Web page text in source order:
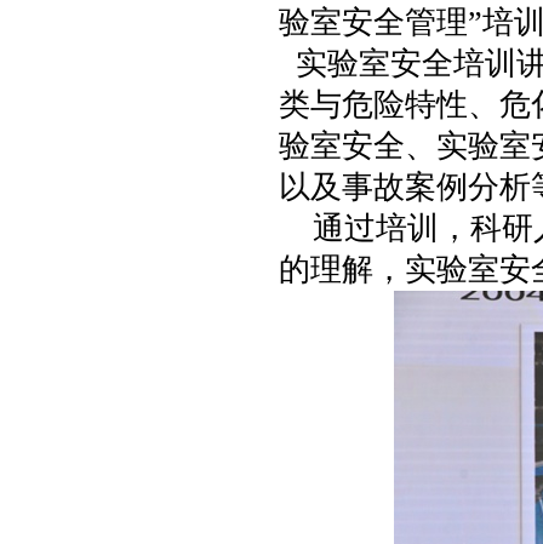
验室安全管理”培
实验室安全培训
类与危险特性、
验室安全、实验室
以及事故案例分
通过培训，科
的理解，实验室